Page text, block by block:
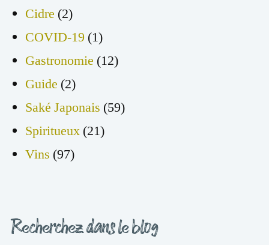
Cidre (2)
COVID-19 (1)
Gastronomie (12)
Guide (2)
Saké Japonais (59)
Spiritueux (21)
Vins (97)
Recherchez dans le blog